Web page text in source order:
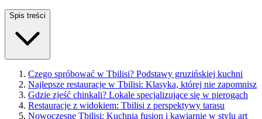
Spis treści
Czego spróbować w Tbilisi? Podstawy gruzińskiej kuchni
Najlepsze restauracje w Tbilisi: Klasyka, której nie zapomnisz
Gdzie zjeść chinkali? Lokale specjalizujące się w pierogach
Restauracje z widokiem: Tbilisi z perspektywy tarasu
Nowoczesne Tbilisi: Kuchnia fusion i kawiarnie w stylu art